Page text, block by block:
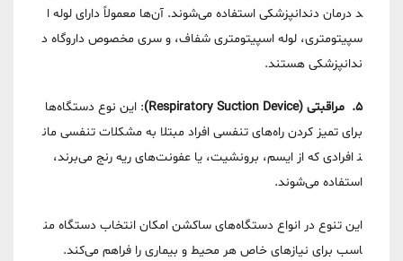
د درمان دندانپزشکی استفاده می‌شوند. آن‌ها معمولاً دارای لوله ا
سپیتومتری، لوله اسپیتومتری شفاف، و سری مخصوص داروگاه د
ندانپزشکی هستند.
5. مراقبتی (Respiratory Suction Device)
: این نوع دستگاه‌ها
برای تمیز کردن راه‌های تنفسی افراد مبتلا به مشکلات تنفسی مان
ند افرادی که از ایسم، برونشیت، یا عفونت‌های ریه رنج می‌برند،
استفاده می‌شوند.
این تنوع در انواع دستگاه‌های ساکشن امکان انتخاب دستگاه من
اسب برای نیازهای خاص هر محیط و بیماری را فراهم می‌کند.